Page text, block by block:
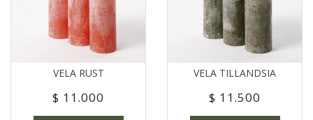
VELA RUST
$ 11.000
VELA TILLANDSIA
$ 11.500